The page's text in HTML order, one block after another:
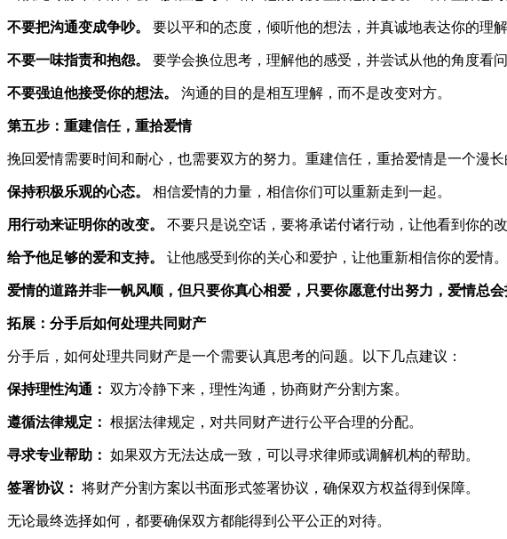
不要把沟通变成争吵。 要以平和的态度，倾听他的想法，并真诚地表达你的理解
不要一味指责和抱怨。 要学会换位思考，理解他的感受，并尝试从他的角度看问
不要强迫他接受你的想法。 沟通的目的是相互理解，而不是改变对方。
第五步：重建信任，重拾爱情
挽回爱情需要时间和耐心，也需要双方的努力。重建信任，重拾爱情是一个漫
保持积极乐观的心态。 相信爱情的力量，相信你们可以重新走到一起。
用行动来证明你的改变。 不要只是说空话，要将承诺付诸行动，让他看到你的改
给予他足够的爱和支持。 让他感受到你的关心和爱护，让他重新相信你的爱情。
爱情的道路并非一帆风顺，但只要你真心相爱，只要你愿意付出努力，爱情总会
拓展：分手后如何处理共同财产
分手后，如何处理共同财产是一个需要认真思考的问题。以下几点建议：
保持理性沟通： 双方冷静下来，理性沟通，协商财产分割方案。
遵循法律规定： 根据法律规定，对共同财产进行公平合理的分配。
寻求专业帮助： 如果双方无法达成一致，可以寻求律师或调解机构的帮助。
签署协议： 将财产分割方案以书面形式签署协议，确保双方权益得到保障。
无论最终选择如何，都要确保双方都能得到公平公正的对待。